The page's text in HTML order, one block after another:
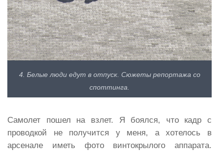
4. Белые люди едут в отпуск. Сюжеты репортажа со
споттинга.
Самолет пошел на взлет. Я боялся, что кадр с
проводкой не получится у меня, а хотелось в
арсенале иметь фото винтокрылого аппарата.